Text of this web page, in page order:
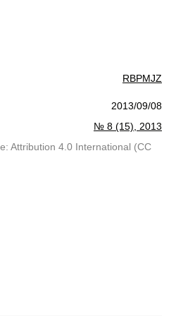
RBPMJZ
2013/09/08
№ 8 (15), 2013
Attribution 4.0 International (CC